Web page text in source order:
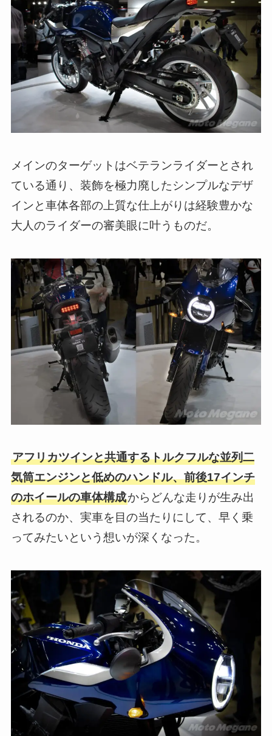
メインのターゲットはベテランライダーとされ
ている通り、装飾を極力廃したシンプルなデザ
インと車体各部の上質な仕上がりは経験豊かな
大人のライダーの審美眼に叶うものだ。
アフリカツインと共通するトルクフルな並列二
気筒エンジンと低めのハンドル、前後17インチ
のホイールの車体構成からどんな走りが生み出
されるのか、実車を目の当たりにして、早く乗
ってみたいという想いが深くなった。